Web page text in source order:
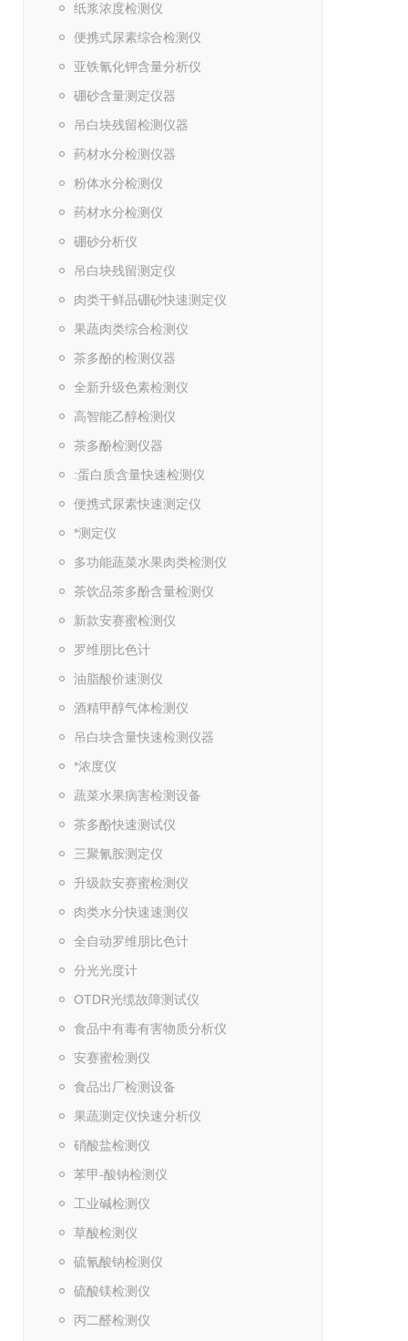
纸浆浓度检测仪
便携式尿素综合检测仪
亚铁氰化钾含量分析仪
硼砂含量测定仪器
吊白块残留检测仪器
药材水分检测仪器
粉体水分检测仪
药材水分检测仪
硼砂分析仪
吊白块残留测定仪
肉类干鲜品硼砂快速测定仪
果蔬肉类综合检测仪
茶多酚的检测仪器
全新升级色素检测仪
高智能乙醇检测仪
茶多酚检测仪器
:蛋白质含量快速检测仪
便携式尿素快速测定仪
*测定仪
多功能蔬菜水果肉类检测仪
茶饮品茶多酚含量检测仪
新款安赛蜜检测仪
罗维朋比色计
油脂酸价速测仪
酒精甲醇气体检测仪
吊白块含量快速检测仪器
*浓度仪
蔬菜水果病害检测设备
茶多酚快速测试仪
三聚氰胺测定仪
升级款安赛蜜检测仪
肉类水分快速速测仪
全自动罗维朋比色计
分光光度计
OTDR光缆故障测试仪
食品中有毒有害物质分析仪
安赛蜜检测仪
食品出厂检测设备
果蔬测定仪快速分析仪
硝酸盐检测仪
苯甲-酸钠检测仪
工业碱检测仪
草酸检测仪
硫氰酸钠检测仪
硫酸镁检测仪
丙二醛检测仪